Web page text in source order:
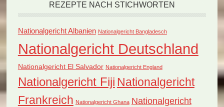
REZEPTE NACH STICHWORTEN
Nationalgericht Albanien Nationalgericht Bangladesch
Nationalgericht Deutschland
Nationalgericht El Salvador Nationalgericht England
Nationalgericht Fiji Nationalgericht
Frankreich Nationalgericht Ghana Nationalgericht